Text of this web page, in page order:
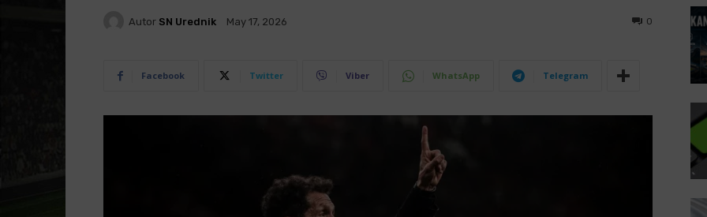
Autor SN Urednik May 17, 2026 0
Facebook Twitter Viber WhatsApp Telegram